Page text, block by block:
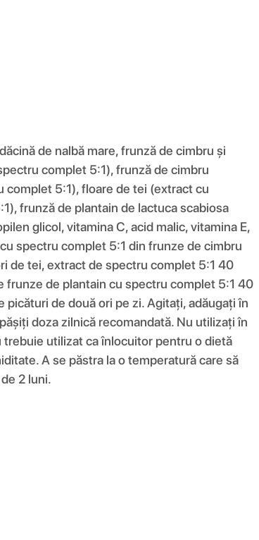
de nalbă mare, frunză de cimbru și
complet 5:1), frunză de cimbru
5:1), floare de tei (extract cu
frunză de plantain de lactuca scabiosa
glicol, vitamina C, acid malic, vitamina E,
spectru complet 5:1 din frunze de cimbru
de tei, extract de spectru complet 5:1 40
frunze de plantain cu spectru complet 5:1 40
de două ori pe zi. Agitați, adăugați în
doza zilnică recomandată. Nu utilizați în
utilizat ca înlocuitor pentru o dietă
A se păstra la o temperatură care să
2 luni.